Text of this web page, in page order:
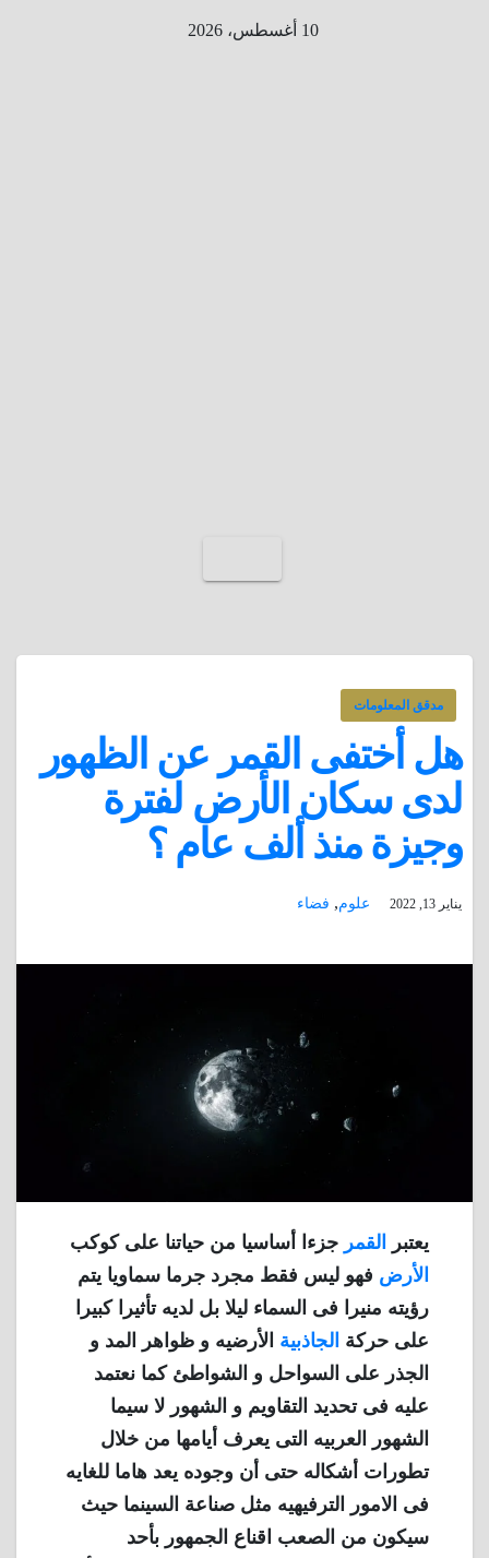
10 أغسطس، 2026
مدقق المعلومات
هل أختفى القمر عن الظهور
لدى سكان الأرض لفترة
وجيزة منذ ألف عام ؟
يناير 13, 2022 علوم, فضاء
يعتبر القمر جزءا أساسيا من حياتنا على كوكب
الأرض فهو ليس فقط مجرد جرما سماويا يتم
رؤيته منيرا فى السماء ليلا بل لديه تأثيرا كبيرا
على حركة الجاذبية الأرضيه و ظواهر المد و
الجذر على السواحل و الشواطئ كما نعتمد
عليه فى تحديد التقاويم و الشهور لا سيما
الشهور العربيه التى يعرف أيامها من خلال
تطورات أشكاله حتى أن وجوده يعد هاما للغايه
فى الامور الترفيهيه مثل صناعة السينما حيث
سيكون من الصعب اقناع الجمهور بأحد